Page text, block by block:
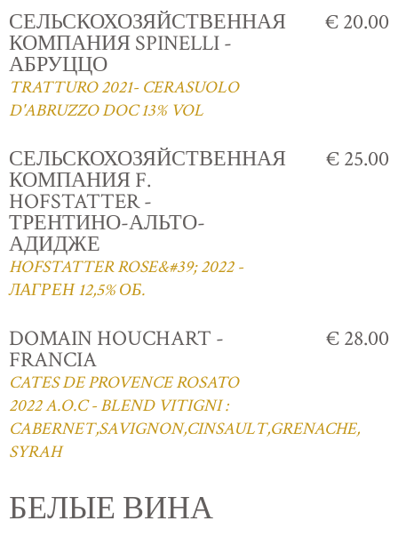
СЕЛЬСКОХОЗЯЙСТВЕННАЯ
КОМПАНИЯ SPINELLI -
АБРУЦЦО
TRATTURO 2021- CERASUOLO
D'ABRUZZO DOC 13% VOL
€ 20.00
СЕЛЬСКОХОЗЯЙСТВЕННАЯ
КОМПАНИЯ F.
HOFSTATTER -
ТРЕНТИНО-АЛЬТО-
АДИДЖЕ
HOFSTATTER ROSE&#39; 2022 -
ЛАГРЕН 12,5% ОБ.
€ 25.00
DOMAIN HOUCHART -
FRANCIA
CATES DE PROVENCE ROSATO
2022 A.O.C - BLEND VITIGNI :
CABERNET,SAVIGNON,CINSAULT,GRENACHE,
SYRAH
€ 28.00
БЕЛЫЕ ВИНА